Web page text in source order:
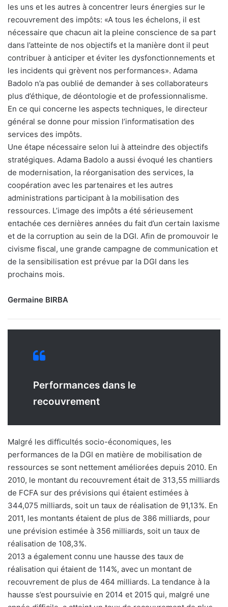
les uns et les autres à concentrer leurs énergies sur le
recouvrement des impôts: «A tous les échelons, il est
nécessaire que chacun ait la pleine conscience de sa part
dans l’atteinte de nos objectifs et la manière dont il peut
contribuer à anticiper et éviter les dysfonctionnements et
les incidents qui grèvent nos performances». Adama
Badolo n’a pas oublié de demander à ses collaborateurs
plus d’éthique, de déontologie et de professionnalisme.
En ce qui concerne les aspects techniques, le directeur
général se donne pour mission l’informatisation des
services des impôts.
Une étape nécessaire selon lui à atteindre des objectifs
stratégiques. Adama Badolo a aussi évoqué les chantiers
de modernisation, la réorganisation des services, la
coopération avec les partenaires et les autres
administrations participant à la mobilisation des
ressources. L’image des impôts a été sérieusement
entachée ces dernières années du fait d’un certain laxisme
et de la corruption au sein de la DGI. Afin de promouvoir le
civisme fiscal, une grande campagne de communication et
de la sensibilisation est prévue par la DGI dans les
prochains mois.
Germaine BIRBA
Performances dans le
recouvrement
Malgré les difficultés socio-économiques, les
performances de la DGI en matière de mobilisation de
ressources se sont nettement améliorées depuis 2010. En
2010, le montant du recouvrement était de 313,55 milliards
de FCFA sur des prévisions qui étaient estimées à
344,075 milliards, soit un taux de réalisation de 91,13%. En
2011, les montants étaient de plus de 386 milliards, pour
une prévision estimée à 356 milliards, soit un taux de
réalisation de 108,3%.
2013 a également connu une hausse des taux de
réalisation qui étaient de 114%, avec un montant de
recouvrement de plus de 464 milliards. La tendance à la
hausse s’est poursuivie en 2014 et 2015 qui, malgré une